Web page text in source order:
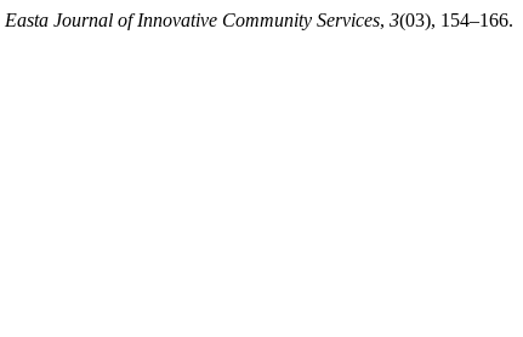
Easta Journal of Innovative Community Services, 3(03), 154–166.